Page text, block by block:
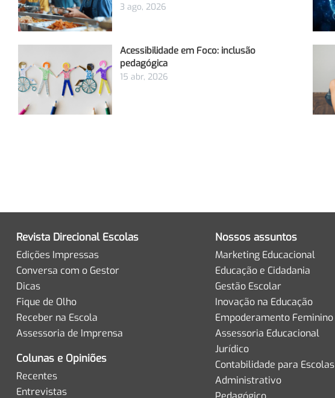
3 ago, 2026
Acessibilidade em Foco: inclusão
pedagógica
15 abr, 2026
Revista Direcional Escolas
Edições Impressas
Conversa com o Gestor
Dicas
Fique de Olho
Receber na Escola
Assessoria de Imprensa
Colunas e Opiniões
Recentes
Entrevistas
Nossos assuntos
Marketing Educacional
Educação e Cidadania
Gestão Escolar
Inovação na Educação
Empoderamento Feminino
Assessoria Educacional
Jurídico
Contabilidade para Escolas
Administrativo